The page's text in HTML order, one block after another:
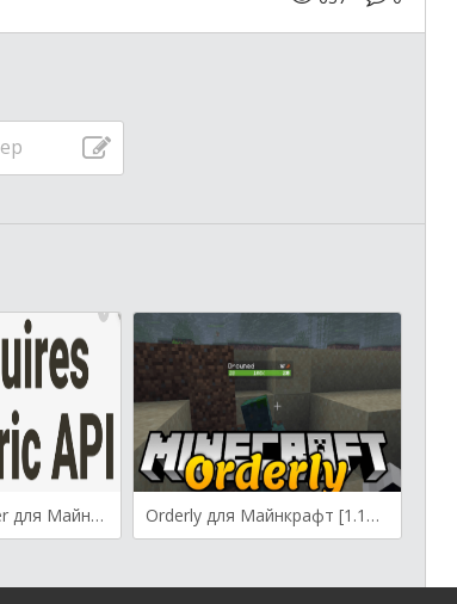
Fabric ModLoader для Майнкрафт [1.14.4, 1.15, 1.15.1, 1.15.2] Orderly для Майнкрафт [1.14.4, 1.15.1, 1.15.2]